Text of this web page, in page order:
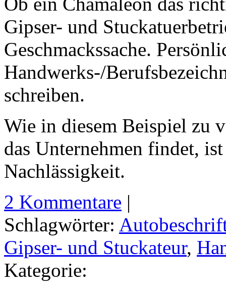
Gipser- und
Geschmackssache.
Handwerks-/
schreiben.
Wie in diesem Beispiel zu
das Unternehmen findet,
Nachlässigkeit.
2 Kommentare |
Schlagwörter:
Gipser- und Stuckateur,
Kategorie: